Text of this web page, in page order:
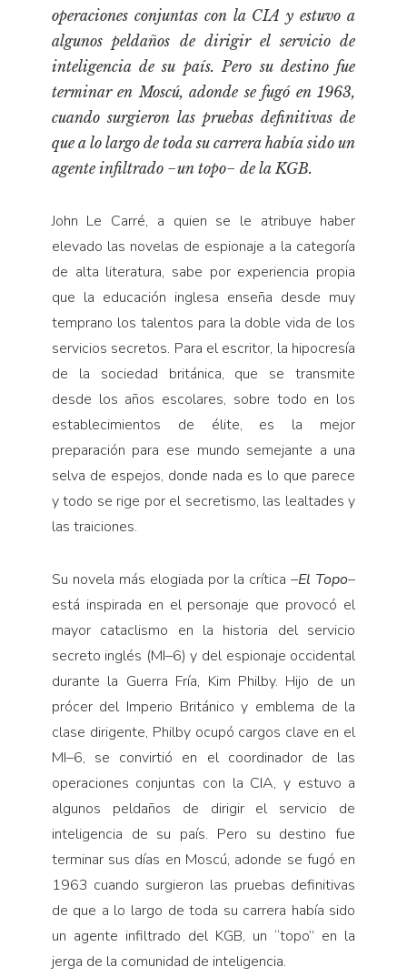
Relecturas
Sociedad
Turismo accidental
Vidas paralelas
Voces y lecturas
operaciones conjuntas con la CIA y estuvo a
algunos peldaños de dirigir el servicio de
inteligencia de su país. Pero su destino fue
terminar en Moscú, adonde se fugó en 1963,
cuando surgieron las pruebas definitivas de
que a lo largo de toda su carrera había sido un
agente infiltrado −un topo− de la KGB.
John Le Carré, a quien se le atribuye haber
elevado las novelas de espionaje a la categoría
de alta literatura, sabe por experiencia propia
que la educación inglesa enseña desde muy
temprano los talentos para la doble vida de los
servicios secretos. Para el escritor, la hipocresía
de la sociedad británica, que se transmite
desde los años escolares, sobre todo en los
establecimientos de élite, es la mejor
preparación para ese mundo semejante a una
selva de espejos, donde nada es lo que parece
y todo se rige por el secretismo, las lealtades y
las traiciones.
Su novela más elogiada por la crítica –El Topo–
está inspirada en el personaje que provocó el
mayor cataclismo en la historia del servicio
secreto inglés (MI–6) y del espionaje occidental
durante la Guerra Fría, Kim Philby. Hijo de un
prócer del Imperio Británico y emblema de la
clase dirigente, Philby ocupó cargos clave en el
MI–6, se convirtió en el coordinador de las
operaciones conjuntas con la CIA, y estuvo a
algunos peldaños de dirigir el servicio de
inteligencia de su país. Pero su destino fue
terminar sus días en Moscú, adonde se fugó en
1963 cuando surgieron las pruebas definitivas
de que a lo largo de toda su carrera había sido
un agente infiltrado del KGB, un “topo” en la
jerga de la comunidad de inteligencia.